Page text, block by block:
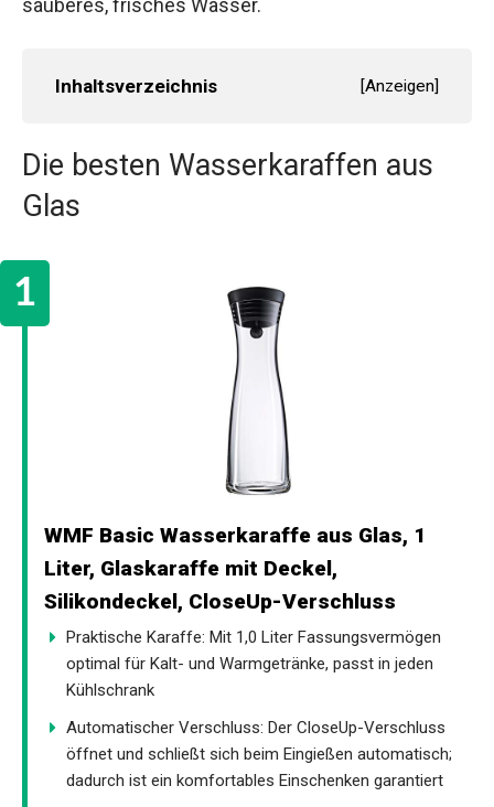
sauberes, frisches Wasser.
Inhaltsverzeichnis [Anzeigen]
Die besten Wasserkaraffen aus
Glas
WMF Basic Wasserkaraffe aus Glas, 1
Liter, Glaskaraffe mit Deckel,
Silikondeckel, CloseUp-Verschluss
Praktische Karaffe: Mit 1,0 Liter Fassungsvermögen
optimal für Kalt- und Warmgetränke, passt in jeden
Kühlschrank
Automatischer Verschluss: Der CloseUp-Verschluss
öffnet und schließt sich beim Eingießen automatisch;
dadurch ist ein komfortables Einschenken garantiert